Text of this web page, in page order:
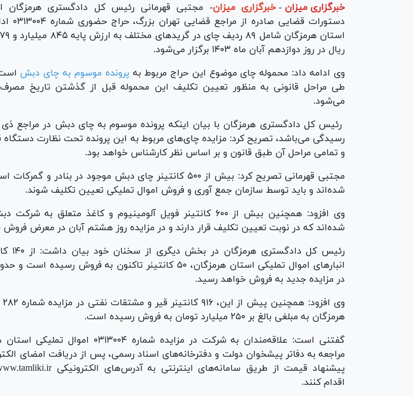
خبرگزاری میزان - خبرگزاری میزان- مجتبی قهرمانی رئیس کل دادگستری هرمزگان
ریال در روز دوازدهم آبان ماه ۱۴۰۳ برگزار می‌شود.
وی ادامه داد: محموله چای موضوع این حراج مربوط به پرونده موسوم به چای دبش
طی مراحل قانونی به منظور تعیین تکلیف این محموله قبل از گذشتن تاریخ مصرف
می‌شود.
رئیس کل دادگستری هرمزگان با بیان اینکه پرونده موسوم به چای دبش در مراجع
رسیدگی می‌باشد، تصریح کرد: مزایده چای‌های مربوط به این پرونده تحت نظارت
و تمامی مراحل آن طبق قانون و بر اساس نظر کارشناس خواهد بود.
مجتبی قهرمانی تصریح کرد: بیش از ۵۰۰ کانتینر چای دبش موجود در
شده‌اند و باید توسط سازمان جمع آوری و فروش اموال تملیکی تعیین تکلیف شوند.
وی افزود: همچنین بیش از ۶۰۰ کانتینر فویل آلومینیوم و کاغذ متعلق
شده‌اند که در نوبت تعیین تکلیف قرار دارند و در مزایده روز هشتم آبان در معرض فروش
رئیس
در مزایده جدید به فروش خواهد رسید.
هرمزگان به مبلغی بالغ بر ۲۵۰ میلیارد تومان به فروش رسیده است.
گفتنی است: علاقه‌مندان به شرکت در مزایده شماره
مراجعه به دفاتر پیشخوان دولت و دفترخانه‌های اسناد رسمی، پس از دریافت امضای
اقدام کنند.